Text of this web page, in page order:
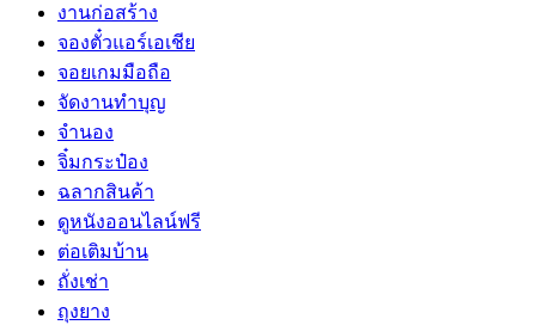
งานก่อสร้าง
จองตั๋วแอร์เอเชีย
จอยเกมมือถือ
จัดงานทำบุญ
จำนอง
จิ๋มกระป๋อง
ฉลากสินค้า
ดูหนังออนไลน์ฟรี
ต่อเติมบ้าน
ถั่งเช่า
ถุงยาง